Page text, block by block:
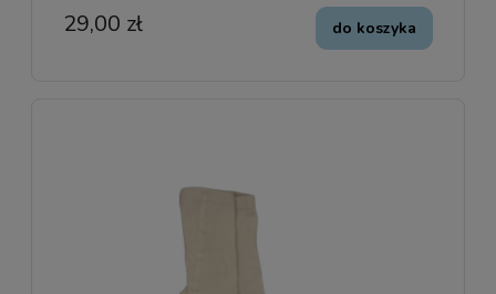
29,00 zł do koszyka